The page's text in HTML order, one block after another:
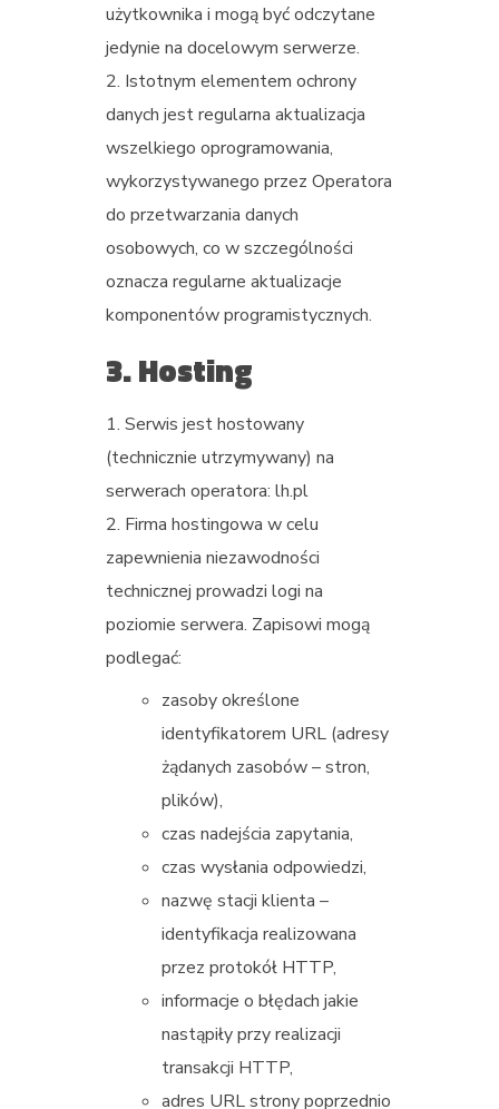
użytkownika i mogą być odczytane
jedynie na docelowym serwerze.
Istotnym elementem ochrony
danych jest regularna aktualizacja
wszelkiego oprogramowania,
wykorzystywanego przez Operatora
do przetwarzania danych
osobowych, co w szczególności
oznacza regularne aktualizacje
komponentów programistycznych.
3. Hosting
Serwis jest hostowany
(technicznie utrzymywany) na
serwerach operatora: lh.pl
Firma hostingowa w celu
zapewnienia niezawodności
technicznej prowadzi logi na
poziomie serwera. Zapisowi mogą
podlegać:
zasoby określone
identyfikatorem URL (adresy
żądanych zasobów – stron,
plików),
czas nadejścia zapytania,
czas wysłania odpowiedzi,
nazwę stacji klienta –
identyfikacja realizowana
przez protokół HTTP,
informacje o błędach jakie
nastąpiły przy realizacji
transakcji HTTP,
adres URL strony poprzednio